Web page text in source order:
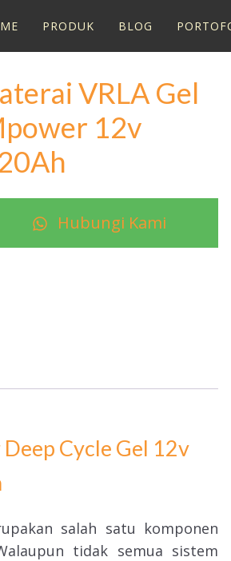
PRODUK BLOG
VRLA Gel
12v
Hubungi Kami
Cycle Gel 12v
salah satu komponen
tidak semua sistem